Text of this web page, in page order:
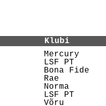
Klubi
Mercury
LSF PT
Bona Fide
Rae
Norma
LSF PT
Võru